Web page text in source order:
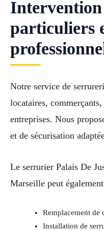
Intervention
particuliers
Notre service de
locataires,
entreprises. Nous
et de sécurisation
Le serrurier Palais De
Marseille peut
Remplacement de
Installation de